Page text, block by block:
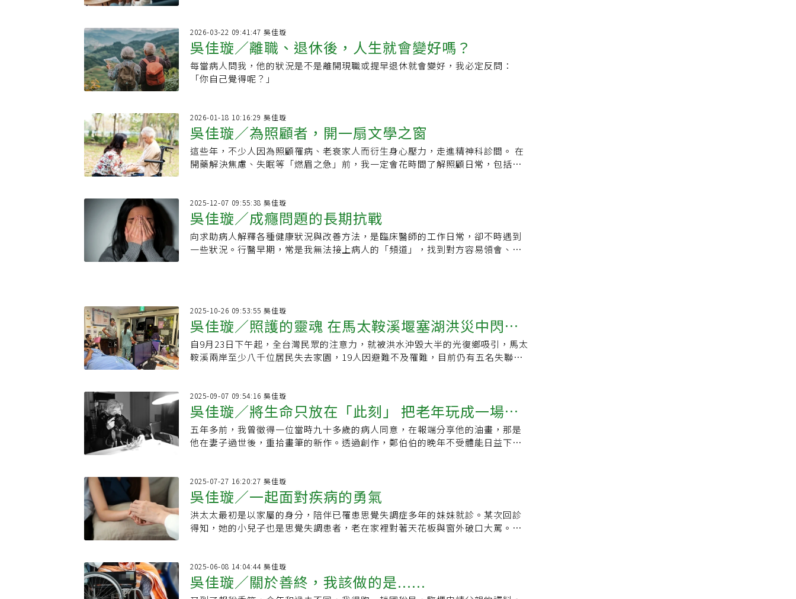
2026-03-22 09:41:47 吳佳璇
吳佳璇／離職、退休後，人生就會變好嗎？
每當病人問我，他的狀況是不是離開現職或提早退休就會變好，我必定反問：
「你自己覺得呢？」
2026-01-18 10:16:29 吳佳璇
吳佳璇／為照顧者，開一扇文學之窗
這些年，不少人因為照顧罹病、老衰家人而衍生身心壓力，走進精神科診間。 在
開藥解決焦慮、失眠等「燃眉之急」前，我一定會花時間了解照顧日常，包括求
2025-12-07 09:55:38 吳佳璇
吳佳璇／成癮問題的長期抗戰
向求助病人解釋各種健康狀況與改善方法，是臨床醫師的工作日常，卻不時遇到
一些狀況。行醫早期，常是我無法接上病人的「頻道」，找到對方容易領會、施
2025-10-26 09:53:55 吳佳璇
吳佳璇／照護的靈魂 在馬太鞍溪堰塞湖洪災中閃閃
發亮
自9月23日下午起，全台灣民眾的注意力，就被洪水沖毀大半的光復鄉吸引，馬太
鞍溪兩岸至少八千位居民失去家園，19人因避難不及罹難，目前仍有五名失聯。
2025-09-07 09:54:16 吳佳璇
吳佳璇／將生命只放在「此刻」 把老年玩成一場遊
戲
五年多前，我曾徵得一位當時九十多歲的病人同意，在報端分享他的油畫，那是
他在妻子過世後，重拾畫筆的新作。透過創作，鄭伯伯的晚年不受體能日益下降
2025-07-27 16:20:27 吳佳璇
吳佳璇／一起面對疾病的勇氣
洪太太最初是以家屬的身分，陪伴已罹患思覺失調症多年的妹妹就診。某次回診
得知，她的小兒子也是思覺失調患者，老在家裡對著天花板與窗外破口大罵。
2025-06-08 14:04:44 吳佳璇
吳佳璇／關於善終，我該做的是......